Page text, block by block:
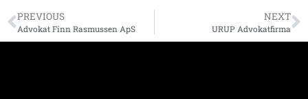
PREVIOUS
Advokat Finn Rasmussen ApS
NEXT
URUP Advokatfirma